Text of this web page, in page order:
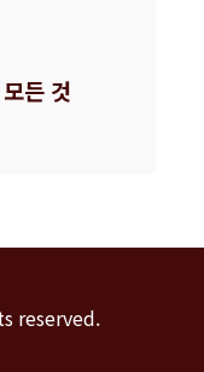
든 것
reserved.